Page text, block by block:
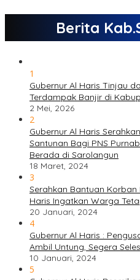
Berita
1
Gubernur Al Haris Tinjau
Terdampak Banjir di
2 Mei, 2026
2
Gubernur Al Haris
Santunan Bagi PNS
Berada di Sarolangun
18 Maret, 2024
3
Serahkan Bantuan Korban
Haris Ingatkan Warga
20 Januari, 2024
4
Gubernur Al Haris :
Ambil Untung, Segera
10 Januari, 2024
5